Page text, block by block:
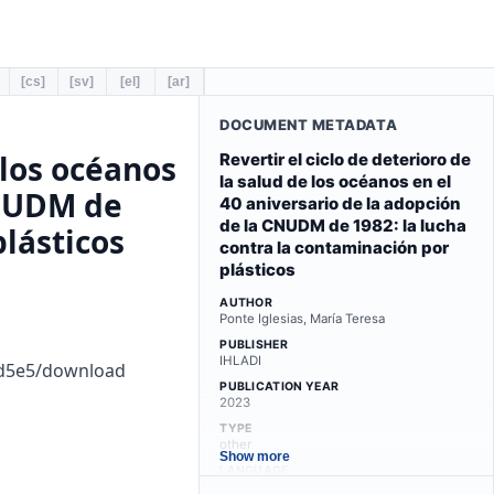
[cs] [sv] [el] [ar]
océanos
de
download
DOCUMENT METADATA
Revertir el ciclo de deterioro de
la salud de los océanos en el
40 aniversario de la adopción
de la CNUDM de 1982: la lucha
contra la contaminación por
plásticos
AUTHOR
Ponte Iglesias, María Teresa
PUBLISHER
IHLADI
PUBLICATION YEAR
2023
TYPE
other
Show more